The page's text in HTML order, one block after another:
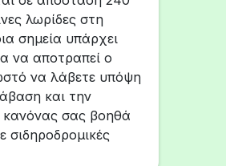
λωρίδες στη
σημεία υπάρχει
να αποτραπεί ο
να λάβετε υπόψη
και την
σας βοηθά
σιδηροδρομικές